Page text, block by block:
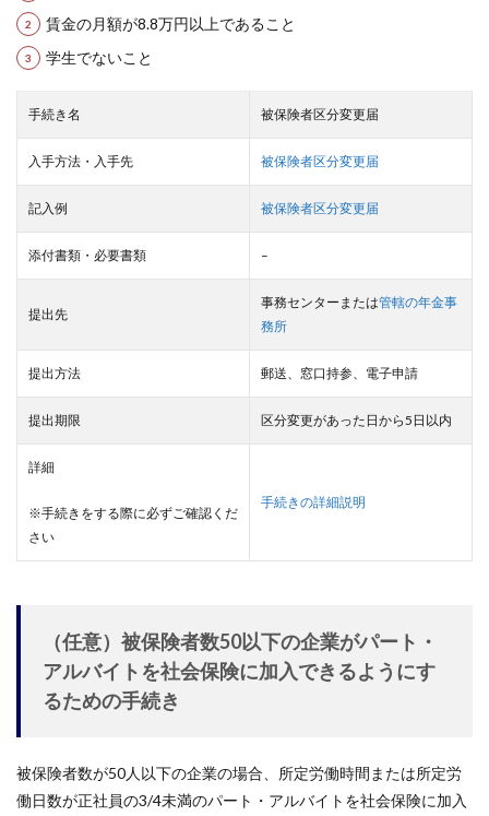
賃金の月額が8.8万円以上であること
学生でないこと
手続き名 被保険者区分変更届
入手方法・入手先 被保険者区分変更届
記入例 被保険者区分変更届
添付書類・必要書類 –
提出先
事務センターまたは管轄の年金事
務所
提出方法 郵送、窓口持参、電子申請
提出期限 区分変更があった日から5日以内
詳細
※手続きをする際に必ずご確認くだ
さい
手続きの詳細説明
（任意）被保険者数50以下の企業がパート・
アルバイトを社会保険に加入できるようにす
るための手続き
被保険者数が50人以下の企業の場合、所定労働時間または所定労
働日数が正社員の3/4未満のパート・アルバイトを社会保険に加入